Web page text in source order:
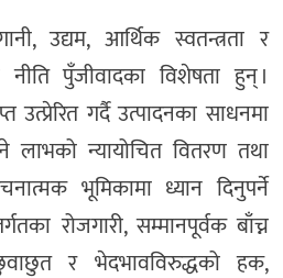
उद्यम, आर्थिक स्वतन्त्रता र
नीति पुँजीवादका विशेषता हुन् ।
उत्प्रेरित गर्दै उत्पादनका साधनमा
न्यायोचित वितरण तथा
भूमिकामा ध्यान दिनुपर्ने
रोजगारी, सम्मानपूर्वक बाँच्न
र भेदभावविरुद्धको हक,